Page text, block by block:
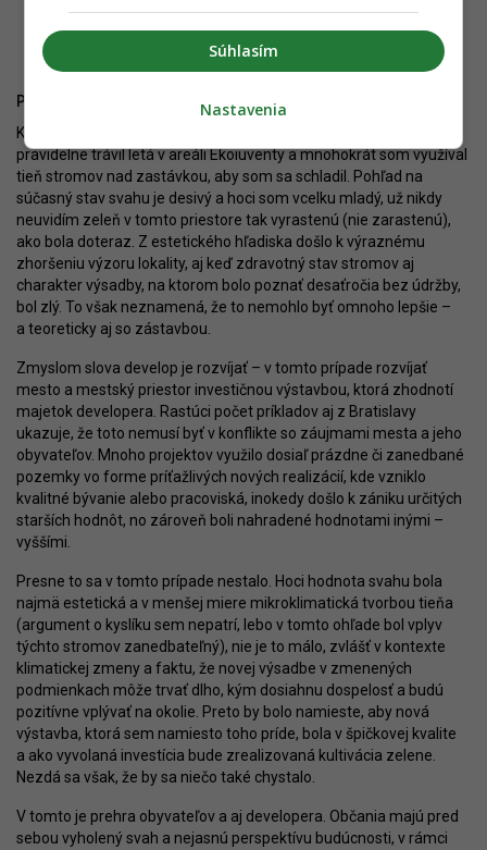
Priestor v čase, keď ešte ostávali posledné stromy
Prečo prehrali (skoro) všetci
K danému priestoru som mal osobný vzťah. Ako tínedžer som
pravidelne trávil letá v areáli Ekoiuventy a mnohokrát som využíval
tieň stromov nad zastávkou, aby som sa schladil. Pohľad na
súčasný stav svahu je desivý a hoci som vcelku mladý, už nikdy
neuvidím zeleň v tomto priestore tak vyrastenú (nie zarastenú),
ako bola doteraz. Z estetického hľadiska došlo k výraznému
zhoršeniu výzoru lokality, aj keď zdravotný stav stromov aj
charakter výsadby, na ktorom bolo poznať desaťročia bez údržby,
bol zlý. To však neznamená, že to nemohlo byť omnoho lepšie –
a teoreticky aj so zástavbou.
Zmyslom slova develop je rozvíjať – v tomto prípade rozvíjať
mesto a mestský priestor investičnou výstavbou, ktorá zhodnotí
majetok developera. Rastúci počet príkladov aj z Bratislavy
ukazuje, že toto nemusí byť v konflikte so záujmami mesta a jeho
obyvateľov. Mnoho projektov využilo dosiaľ prázdne či zanedbané
pozemky vo forme príťažlivých nových realizácií, kde vzniklo
kvalitné bývanie alebo pracoviská, inokedy došlo k zániku určitých
starších hodnôt, no zároveň boli nahradené hodnotami inými –
vyššími.
Presne to sa v tomto prípade nestalo. Hoci hodnota svahu bola
najmä estetická a v menšej miere mikroklimatická tvorbou tieňa
(argument o kyslíku sem nepatrí, lebo v tomto ohľade bol vplyv
týchto stromov zanedbateľný), nie je to málo, zvlášť v kontexte
klimatickej zmeny a faktu, že novej výsadbe v zmenených
podmienkach môže trvať dlho, kým dosiahnu dospelosť a budú
pozitívne vplývať na okolie. Preto by bolo namieste, aby nová
výstavba, ktorá sem namiesto toho príde, bola v špičkovej kvalite
a ako vyvolaná investícia bude zrealizovaná kultivácia zelene.
Nezdá sa však, že by sa niečo také chystalo.
V tomto je prehra obyvateľov a aj developera. Občania majú pred
sebou vyholený svah a nejasnú perspektívu budúcnosti, v rámci
Súhlasím
Nastavenia